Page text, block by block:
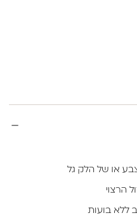
או של הלק גל
הרצוי
ללא בועות